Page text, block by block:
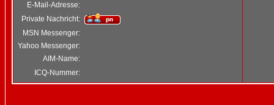
E-Mail-Adresse:
Private Nachricht:
MSN Messenger:
Yahoo Messenger:
AIM-Name:
ICQ-Nummer: